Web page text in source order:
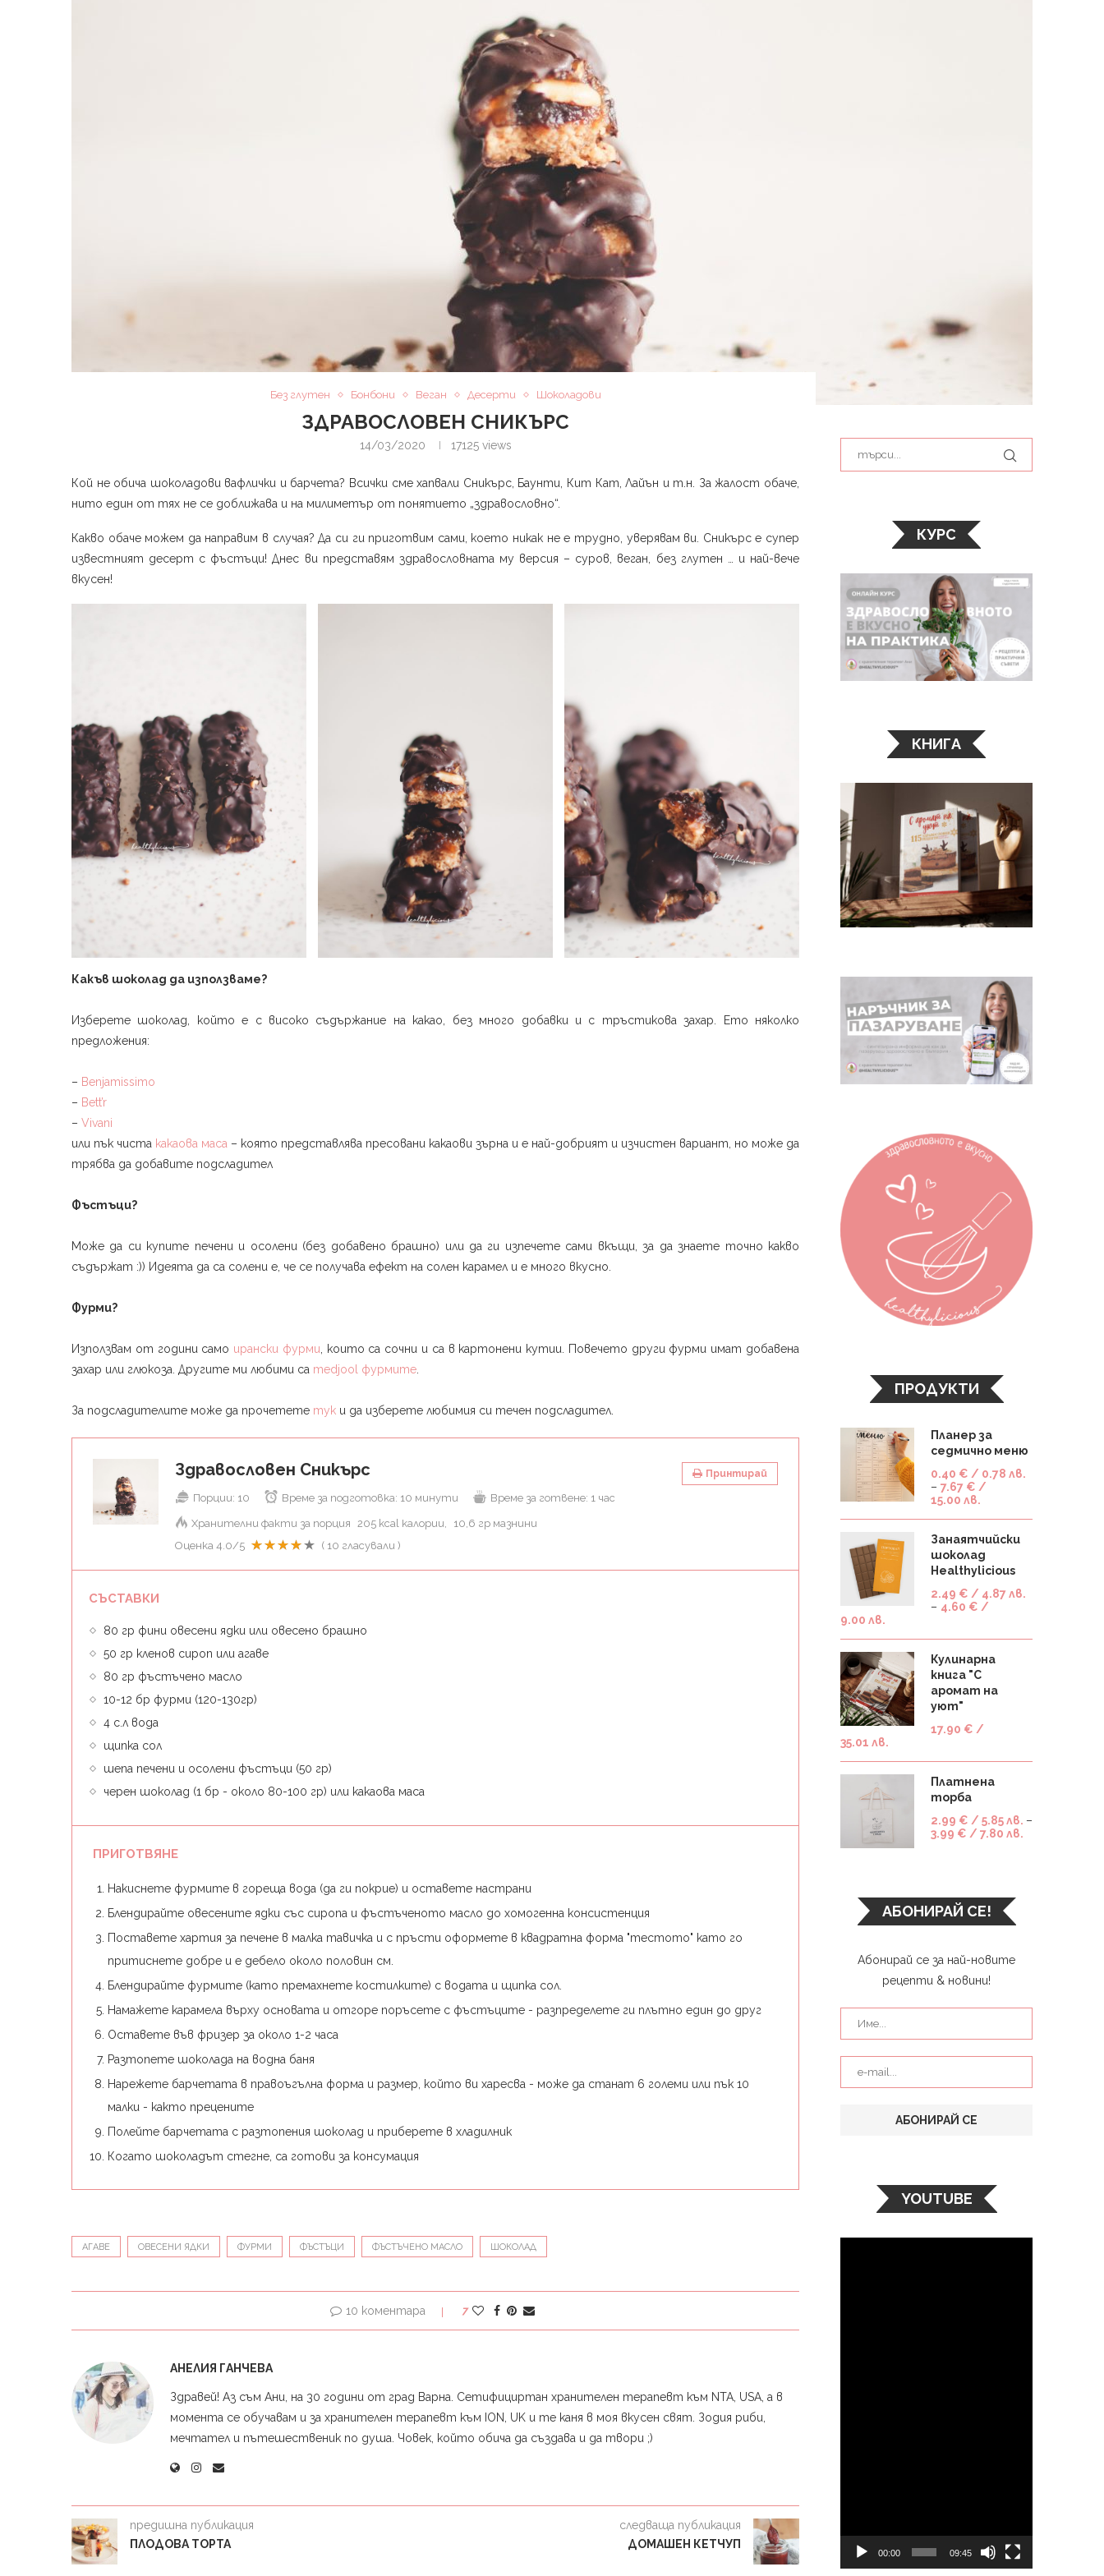
Без глутен Бонбони Веган Десерти Шоколадови
ЗДРАВОСЛОВЕН СНИКЪРС
14/03/2020 17125views
Кой не обича шоколадови вафлички и барчета? Всички сме хапвали Сникърс, Баунти, Кит Кат, Лайън и т.н. За жалост обаче,
нито един от тях не се доближава и на милиметър от понятието „здравословно“.
Какво обаче можем да направим в случая? Да си ги приготвим сами, което никак не е трудно, уверявам ви. Сникърс е супер
известният десерт с фъстъци! Днес ви представям здравословната му версия – суров, веган, без глутен … и най-вече
вкусен!
Какъв шоколад да използваме?
Изберете шоколад, който е с високо съдържание на какао, без много добавки и с тръстикова захар. Ето няколко
предложения:
– Benjamissimo
– Bett’r
– Vivani
или пък чиста какаова маса – която представлява пресовани какаови зърна и е най-добрият и изчистен вариант, но може да
трябва да добавите подсладител
Фъстъци?
Може да си купите печени и осолени (без добавено брашно) или да ги изпечете сами вкъщи, за да знаете точно какво
съдържат :)) Идеята да са солени е, че се получава ефект на солен карамел и е много вкусно.
Фурми?
Използвам от години само ирански фурми , които са сочни и са в картонени кутии. Повечето други фурми имат добавена
захар или глюкоза. Другите ми любими са medjool фурмите
За подсладителите може да прочетете тук и да изберете любимия си течен подсладител.
Здравословен Сникърс Принтирай
Порции: 10 Време за подготовка: 10 минути Време за готвене: 1 час
Хранителни факти за порция 205 kcal калории
10,6 гр мазнини
Оценка 4.0/5 ( 10 гласували )
СЪСТАВКИ
80 гр фини овесени ядки или овесено брашно
50 гр кленов сироп или агаве
80 гр фъстъчено масло
10-12 бр фурми (120-130гр)
4 с.л вода
щипка сол
шепа печени и осолени фъстъци (50 гр)
черен шоколад (1 бр - около 80-100 гр) или какаова маса
ПРИГОТВЯНЕ
Накиснете фурмите в гореща вода (да ги покрие) и оставете настрани
Блендирайте овесените ядки със сиропа и фъстъченото масло до хомогенна консистенция
Поставете хартия за печене в малка тавичка и с пръсти оформете в квадратна форма "тестото" като го
притиснете добре и е дебело около половин см.
Блендирайте фурмите (като премахнете костилките) с водата и щипка сол.
Намажете карамела върху основата и отгоре поръсете с фъстъците - разпределете ги плътно един до друг
Оставете във фризер за около 1-2 часа
Разтопете шоколада на водна баня
Нарежете барчетата в правоъгълна форма и размер, който ви харесва - може да станат 6 големи или пък 10
малки - както прецените
Полейте барчетата с разтопения шоколад и приберете в хладилник
Когато шоколадът стегне, са готови за консумация
АГАВЕ ОВЕСЕНИ ЯДКИ ФУРМИ ФЪСТЪЦИ ФЪСТЪЧЕНО МАСЛО ШОКОЛАД
10 коментара 7
АНЕЛИЯ ГАНЧЕВА
Здравей! Аз съм Ани, на 30 години от град Варна. Сетифициртан хранителен терапевт към NTA, USA, а в
момента се обучавам и за хранителен терапевт към ION, UK и те каня в моя вкусен свят. Зодия риби,
мечтател и пътешественик по душа. Човек, който обича да създава и да твори ;)
предишна публикация
ПЛОДОВА ТОРТА
следваща публикация
ДОМАШЕН КЕТЧУП
КУРС
КНИГА
ПРОДУКТИ
Планер за
седмично меню
0.40 € / 0.78 лв.
– 7.67 € /
15.00 лв.
Занаятчийски
шоколад
Healthylicious
2.49 € / 4.87 лв.
– 4.60 € /
9.00 лв.
Кулинарна
книга "С
аромат на
уют"
17.90 € /
35.01 лв.
Платнена
торба
2.99 € / 5.85 лв. –
3.99 € / 7.80 лв.
АБОНИРАЙ СЕ!
Абонирай се за най-новите
рецепти & новини!
YOUTUBE
00:00 09:45